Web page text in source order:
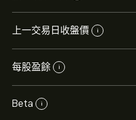
上一交易日收盤價 i
每股盈餘 i
Beta i
分析師根據市場趨勢、財務
Financial Group Inc的預測。
格走勢。